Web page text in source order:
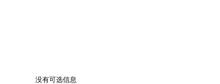
没有可选信息